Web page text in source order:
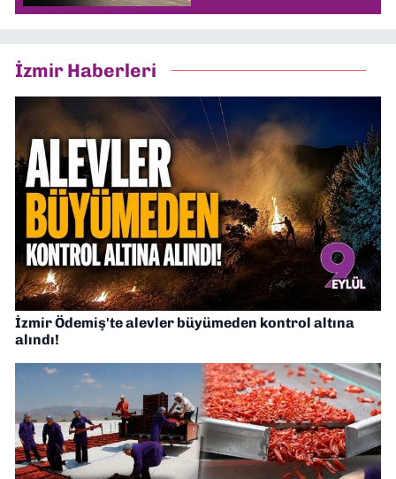
İzmir Haberleri
İzmir Ödemiş'te alevler büyümeden kontrol altına
alındı!